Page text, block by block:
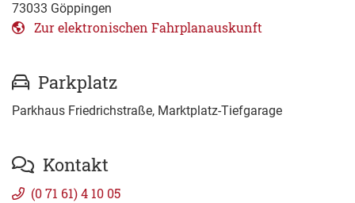
73033 Göppingen
Zur elektronischen Fahrplanauskunft
Parkplatz
Parkhaus Friedrichstraße, Marktplatz-Tiefgarage
Kontakt
(071 61) 4 10 05